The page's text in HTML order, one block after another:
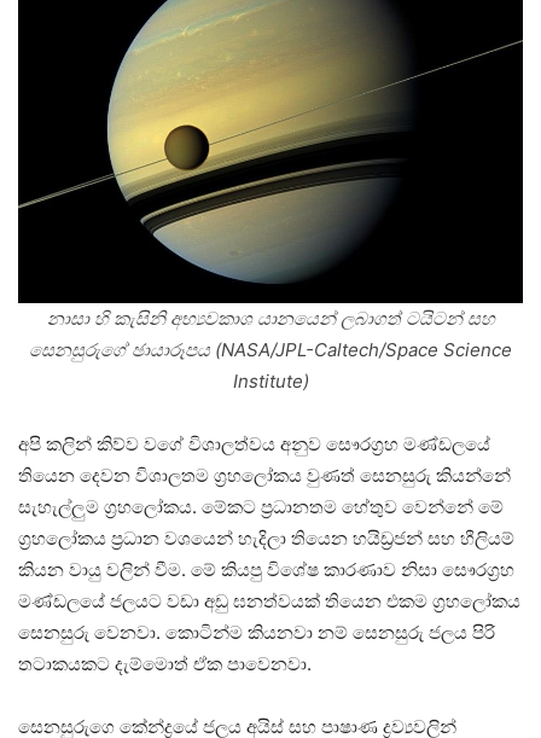
නාසා හි කැසිනි අභ්‍යවකාශ යානයෙන් ලබාගත් ටයිටන් සහ
සෙනසුරුගේ ඡායාරූපය (NASA/JPL-Caltech/Space Science
Institute)
අපි කලින් කිව්ව වගේ විශාලත්වය අනුව සෞරග්‍රහ මණ්ඩලයේ
තියෙන දෙවන විශාලතම ග්‍රහලෝකය වුණත් සෙනසුරු කියන්නේ
සැහැල්ලුම ග්‍රහලෝකය. මේකට ප්‍රධානතම හේතුව වෙන්නේ මේ
ග්‍රහලෝකය ප්‍රධාන වශයෙන් හැදිලා තියෙන හයිඩ්‍රජන් සහ හීලියම්
කියන වායු වලින් වීම. මේ කියපු විශේෂ කාරණාව නිසා සෞරග්‍රහ
මණ්ඩලයේ ජලයට වඩා අඩු ඝනත්වයක් තියෙන එකම ග්‍රහලෝකය
සෙනසුරු වෙනවා. කොටින්ම කියනවා නම් සෙනසුරු ජලය පිරි
තටාකයකට දැම්මොත් ඒක පාවෙනවා.
සෙනසුරුගෙ කේන්ද්‍රයේ ජලය අයිස් සහ පාෂාණ ද්‍රව්‍යවලින්